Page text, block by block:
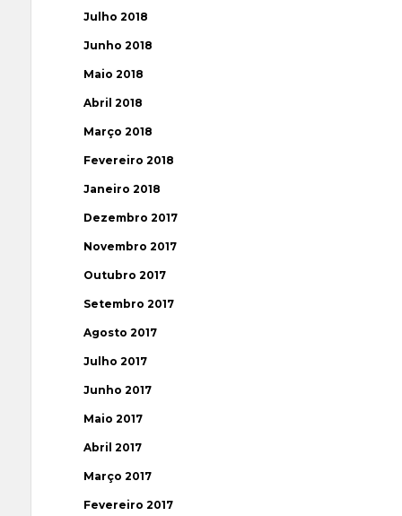
Julho 2018
Junho 2018
Maio 2018
Abril 2018
Março 2018
Fevereiro 2018
Janeiro 2018
Dezembro 2017
Novembro 2017
Outubro 2017
Setembro 2017
Agosto 2017
Julho 2017
Junho 2017
Maio 2017
Abril 2017
Março 2017
Fevereiro 2017